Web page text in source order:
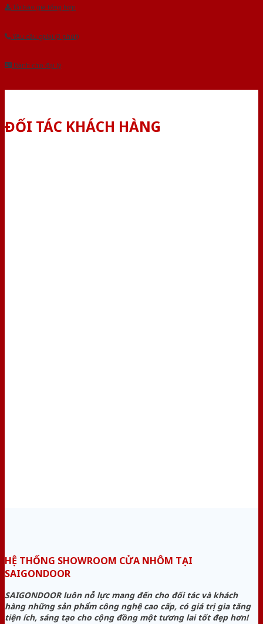
Tải báo giá tổng hợp
Yêu cầu gọi lại (3 phút)
Dành cho đại lý
ĐỐI TÁC KHÁCH HÀNG
HỆ THỐNG SHOWROOM CỬA NHÔM TẠI
SAIGONDOOR
SAIGONDOOR luôn nỗ lực mang đến cho đối tác và khách
hàng những sản phẩm công nghệ cao cấp, có giá trị gia tăng
tiện ích, sáng tạo cho cộng đồng một tương lai tốt đẹp hơn!